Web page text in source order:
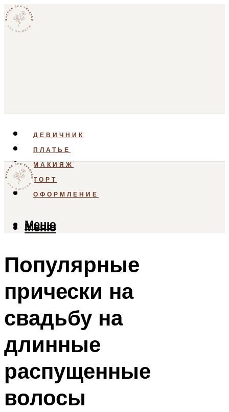
ДЕВИЧНИК
ПЛАТЬЕ
МАКИЯЖ
ТОРТ
ОФОРМЛЕНИЕ
Меню
Меню
Популярные
прически на
свадьбу на
длинные
распущенные
волосы